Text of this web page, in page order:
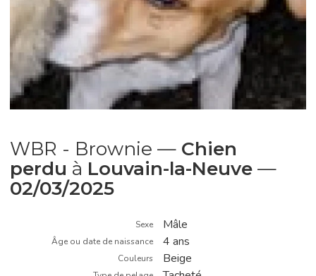
WBR - Brownie — Chien
perdu à Louvain-la-Neuve —
02/03/2025
Sexe Mâle
Âge ou date de naissance 4 ans
Couleurs Beige